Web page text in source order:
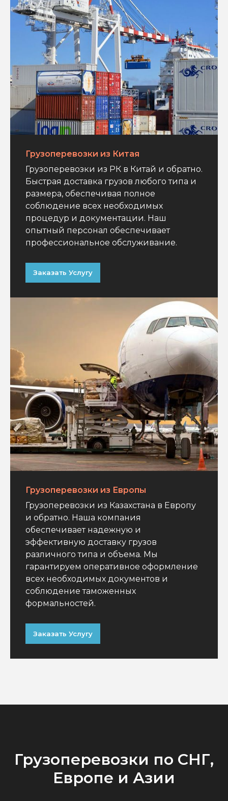
Грузоперевозки из Китая
Грузоперевозки из РК в Китай и обратно.
Быстрая доставка грузов любого типа и
размера, обеспечивая полное
соблюдение всех необходимых
процедур и документации. Наш
опытный персонал обеспечивает
профессиональное обслуживание.
Заказать Услугу
Грузоперевозки из Европы
Грузоперевозки из Казахстана в Европу
и обратно. Наша компания
обеспечивает надежную и
эффективную доставку грузов
различного типа и объема. Мы
гарантируем оперативное оформление
всех необходимых документов и
соблюдение таможенных
формальностей.
Заказать Услугу
Грузоперевозки по СНГ,
Европе и Азии